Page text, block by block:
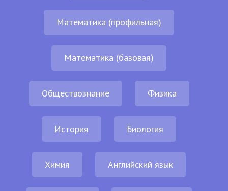
Математика (профильная)
Математика (базовая)
Обществознание Физика
История Биология
Химия Английский язык